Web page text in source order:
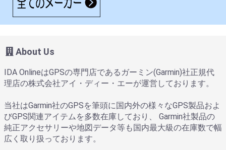
About Us
IDA OnlineはGPSの専門店であるガーミン(Garmin)社正規代
理店の株式会社アイ・ディー・エーが運営しております。
当社はGarmin社のGPSを筆頭に国内外の様々なGPS製品およ
びGPS関連アイテムを多数在庫しており、 Garmin社製品の
純正アクセサリーや地図データ等も国内最大級の在庫数で幅
広く取り扱っております。